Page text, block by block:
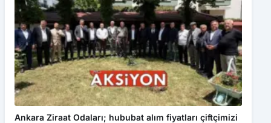
Ankara Ziraat Odaları; hububat alım fiyatları çiftçimizi